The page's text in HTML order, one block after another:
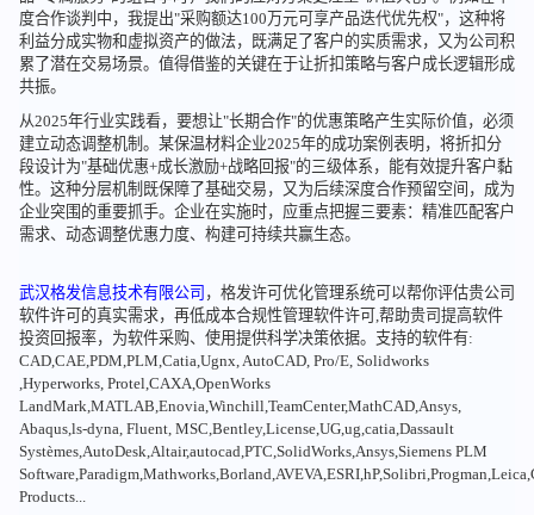
度合作谈判中，我提出"采购额达100万元可享产品迭代优先权"，这种将
利益分成实物和虚拟资产的做法，既满足了客户的实质需求，又为公司积
累了潜在交易场景。值得借鉴的关键在于让折扣策略与客户成长逻辑形成
共振。
从2025年行业实践看，要想让"长期合作"的优惠策略产生实际价值，必须
建立动态调整机制。某保温材料企业2025年的成功案例表明，将折扣分
段设计为"基础优惠+成长激励+战略回报"的三级体系，能有效提升客户黏
性。这种分层机制既保障了基础交易，又为后续深度合作预留空间，成为
企业突围的重要抓手。企业在实施时，应重点把握三要素：精准匹配客户
需求、动态调整优惠力度、构建可持续共赢生态。
武汉格发信息技术有限公司 ，格发许可优化管理系统可以帮你评估贵公司
软件许可的真实需求，再低成本合规性管理软件许可,帮助贵司提高软件
投资回报率，为软件采购、使用提供科学决策依据。支持的软件有:
CAD,CAE,PDM,PLM,Catia,Ugnx, AutoCAD, Pro/E, Solidworks
,Hyperworks, Protel,CAXA,OpenWorks
LandMark,MATLAB,Enovia,Winchill,TeamCenter,MathCAD,Ansys,
Abaqus,ls-dyna, Fluent, MSC,Bentley,License,UG,ug,catia,Dassault
Systèmes,AutoDesk,Altair,autocad,PTC,SolidWorks,Ansys,Siemens PLM
Products...